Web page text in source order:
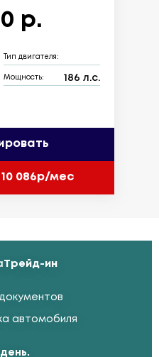
р.
Тип двигателя:
Мощность: 186 л.с.
086р/мес
Трейд-ин
автомобиля